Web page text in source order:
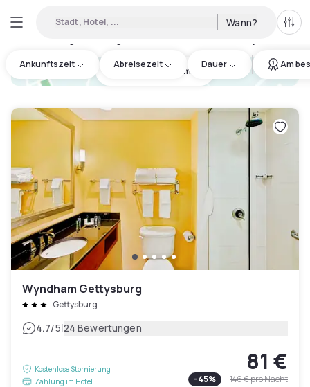
Stadt, Hotel, ... Wann? Alle
Ankunftszeit Abreisezeit Dauer Am
hotel.cta.view_map
Wyndham Gettysburg
Gettysburg
4.7/5|24 Bewertungen
Kostenlose Stornierung
Zahlung im Hotel
81 €
-45% 146 €pro Nacht